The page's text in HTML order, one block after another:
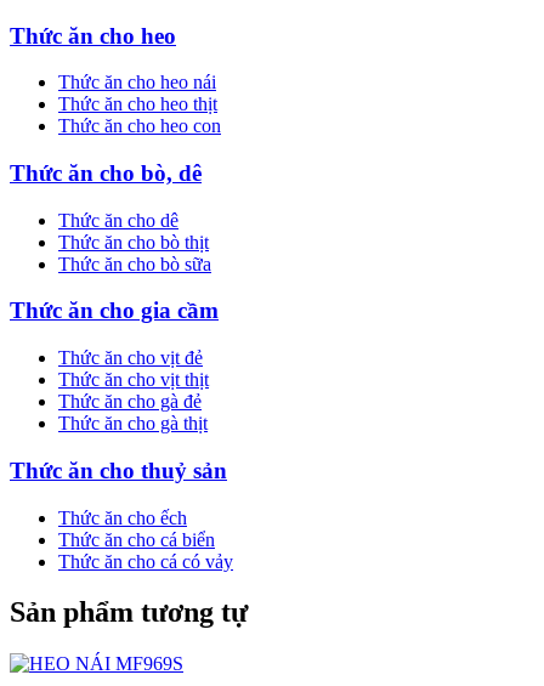
Thức ăn cho heo
Thức ăn cho heo nái
Thức ăn cho heo thịt
Thức ăn cho heo con
Thức ăn cho bò, dê
Thức ăn cho dê
Thức ăn cho bò thịt
Thức ăn cho bò sữa
Thức ăn cho gia cầm
Thức ăn cho vịt đẻ
Thức ăn cho vịt thịt
Thức ăn cho gà đẻ
Thức ăn cho gà thịt
Thức ăn cho thuỷ sản
Thức ăn cho ếch
Thức ăn cho cá biển
Thức ăn cho cá có vảy
Sản phẩm tương tự